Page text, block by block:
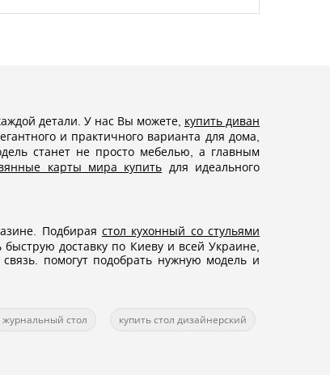
детали. У нас Вы можете, купить диван
и практичного варианта для дома,
станет не просто мебелью, а главным
карты мира купить для идеального
Подбирая стол кухонный со стульями
доставку по Киеву и всей Украине,
помогут подобрать нужную модель и
стол купить стол дизайнерский